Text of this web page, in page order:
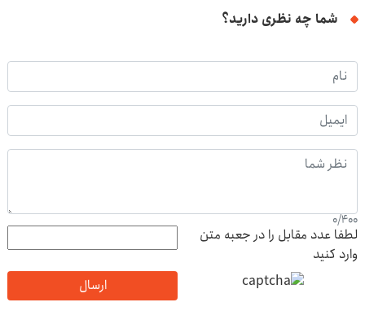
شما چه نظری دارید؟
0/400
لطفا عدد مقابل را در جعبه متن
وارد کنید
ارسال